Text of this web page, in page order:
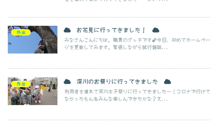
外出 お花見に行ってきました！
みなさんこんにちは。職員のグッチです♪今日、初めてホームペー
ジを更新してみます。緊張しながら試行錯誤...
外出 深川のお祭りに行ってきました
利用者を連れて深川太子祭りに行ってきましたー！コロナで行けて
なかったもんねみんな楽しんできたかな？え...